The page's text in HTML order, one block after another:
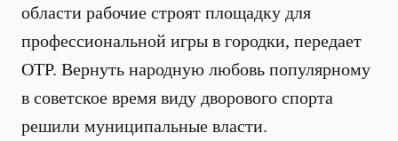
области рабочие строят площадку для
профессиональной игры в городки, передает
ОТР. Вернуть народную любовь популярному
в советское время виду дворового спорта
решили муниципальные власти.